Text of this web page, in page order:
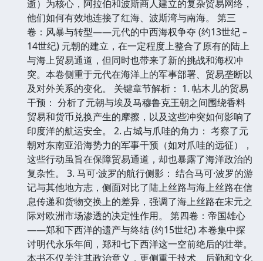
逝）为核心，阿拉伯和波斯商人建立的复杂贸易网络，
他们如何有效地连接了红海、波斯湾与南海。 第三
卷：风暴与转型——元代的中西海权争夺 (约13世纪 –
14世纪) 元朝的建立，在一定程度上整合了原有的陆上
与海上贸易通道，但同时也带来了新的挑战和海权冲
突。本卷侧重于元代在海洋上的军事部署、贸易垄断以
及对外关系的变化。 关键章节解析： 1. 帖木儿的贸易
干预： 分析了元朝与埃及马穆鲁克王朝之间围绕香料
贸易和货币兑换产生的摩擦，以及这些冲突如何影响了
印度洋的航运安全。 2. 占城与爪哇的角力： 考察了元
朝对东南亚沿海势力的军事干预（如对爪哇的远征），
这些行动虽旨在保障贸易通道，却也暴露了海洋政治的
复杂性。 3. 马可·波罗的航行侧影： 结合马可·波罗的游
记与其他地方志，侧面对比了陆上丝路与海上丝路在信
息传递和货物交换上的差异，强调了海上丝路在宋元之
际对欧洲市场渗透的决定性作用。 第四卷：帝国雄心
——郑和下西洋的遗产与终结 (约15世纪) 本卷集中探
讨明代永乐年间，郑和七下西洋这一空前绝后的壮举。
本书不仅关注其政治意义，更侧重于技术、后勤和文化